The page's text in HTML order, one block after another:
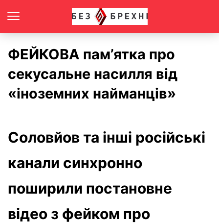
ФЕЙКОВА пам’ятка про
секусальне насилля від
«іноземних найманців»
Соловйов та інші російські
канали синхронно
поширили постановне
відео з фейком про